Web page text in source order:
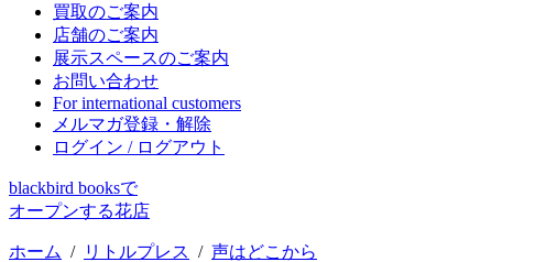
買取のご案内
店舗のご案内
展示スペースのご案内
お問い合わせ
For international customers
メルマガ登録・解除
ログイン / ログアウト
blackbird booksで
オープンする花店
ホーム / リトルプレス / 声はどこから